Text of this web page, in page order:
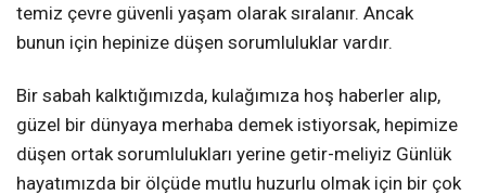
temiz çevre güvenli yaşam olarak sıralanır. Ancak
bunun için hepinize düşen sorumluluklar vardır.
Bir sabah kalktığımızda, kulağımıza hoş haberler alıp,
güzel bir dünyaya merhaba demek istiyorsak, hepimize
düşen ortak sorumlulukları yerine getir-meliyiz Günlük
hayatımızda bir ölçüde mutlu huzurlu olmak için bir çok